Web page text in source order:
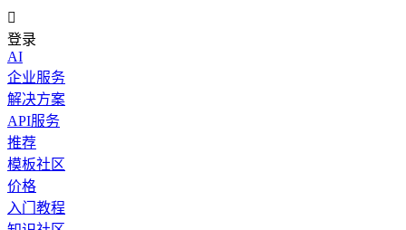

登录
AI
企业服务
解决方案
API服务
推荐
模板社区
价格
入门教程